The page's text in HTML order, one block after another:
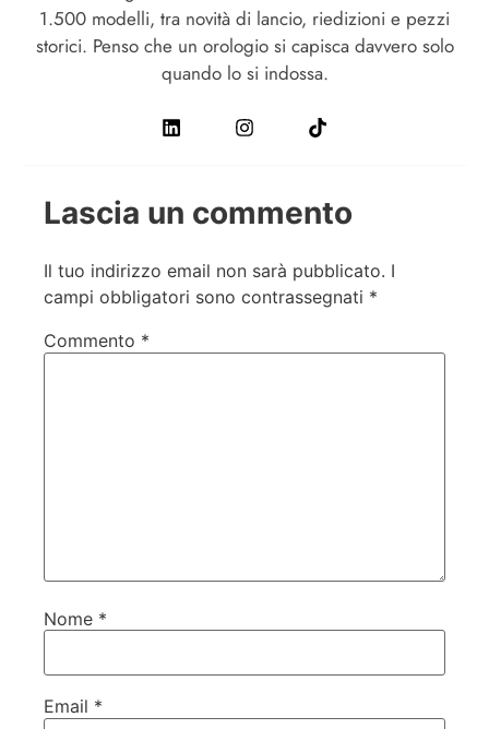
1.500 modelli, tra novità di lancio, riedizioni e pezzi
storici. Penso che un orologio si capisca davvero solo
quando lo si indossa.
Lascia un commento
Il tuo indirizzo email non sarà pubblicato. I
campi obbligatori sono contrassegnati *
Commento *
Nome *
Email *